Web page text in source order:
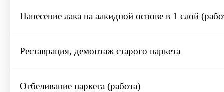
Нанесение лака на алкидной основе в 1 слой
Реставрация, демонтаж старого паркета
Отбеливание паркета (работа)